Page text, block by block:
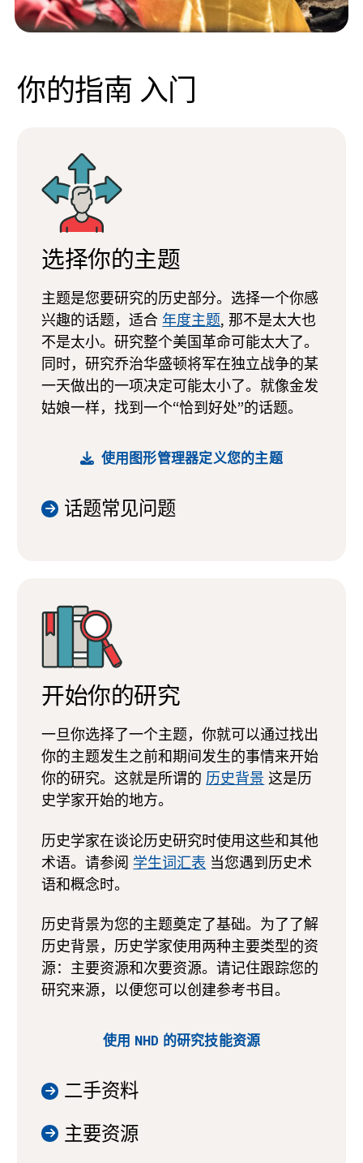
你的指南 入门
选择你的主题
主题是您要研究的历史部分。选择一个你感
兴趣的话题，适合年度主题, 那不是太大也
不是太小。研究整个美国革命可能太大了。
同时，研究乔治华盛顿将军在独立战争的某
一天做出的一项决定可能太小了。就像金发
姑娘一样，找到一个“恰到好处”的话题。
使用图形管理器定义您的主题
话题常见问题
开始你的研究
一旦你选择了一个主题，你就可以通过找出
你的主题发生之前和期间发生的事情来开始
你的研究。这就是所谓的 历史背景 这是历
史学家开始的地方。
历史学家在谈论历史研究时使用这些和其他
术语。请参阅 学生词汇表 当您遇到历史术
语和概念时。
历史背景为您的主题奠定了基础。为了了解
历史背景，历史学家使用两种主要类型的资
源：主要资源和次要资源。请记住跟踪您的
研究来源，以便您可以创建参考书目。
使用 NHD 的研究技能资源
二手资料
主要资源